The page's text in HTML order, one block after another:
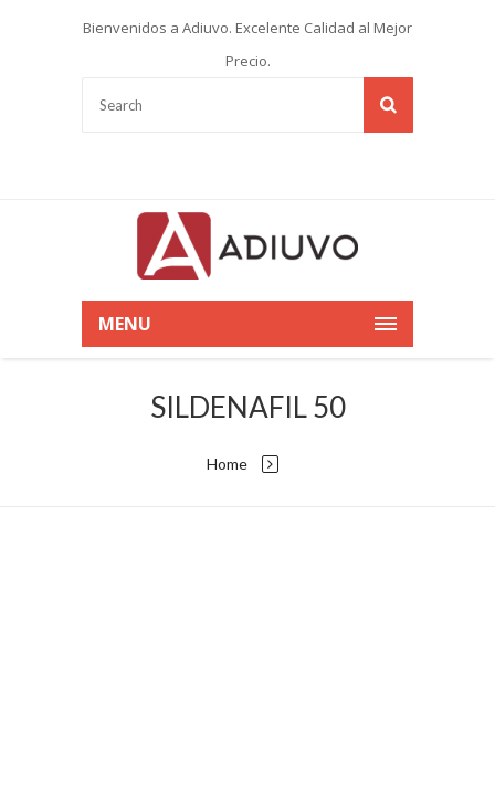
Bienvenidos a Adiuvo. Excelente Calidad al Mejor
Precio.
MENU
SILDENAFIL 50
Home